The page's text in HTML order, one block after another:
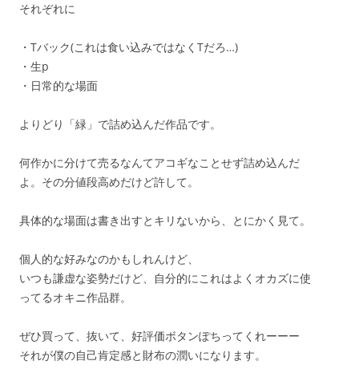
それぞれに
・Tバック(これは食い込みではなくTだろ…)
・生p
・日常的な場面
よりどり「緑」で詰め込んだ作品です。
何作かに分けて売るなんてアコギなことせず詰め込んだ
よ。その分値段高めだけど許して。
具体的な場面は書き出すとキリないから、とにかく見て。
個人的な好みなのかもしれんけど、
いつも謙虚な姿勢だけど、自分的にこれはよくオカズに使
ってるオキニ作品群。
ぜひ買って、抜いて、好評価ボタンぽちってくれーーー
それが僕の自己肯定感と財布の潤いになります。